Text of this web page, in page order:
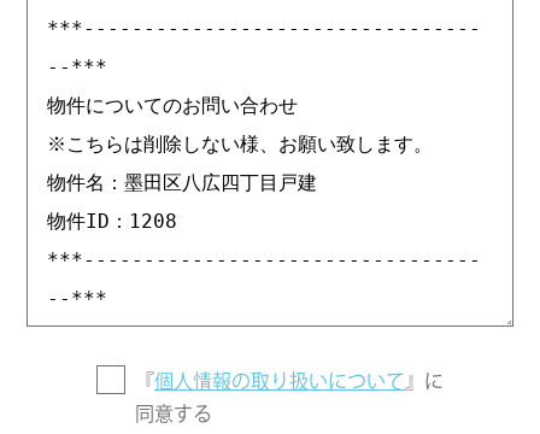
『個人情報の取り扱いについて 』に
同意する